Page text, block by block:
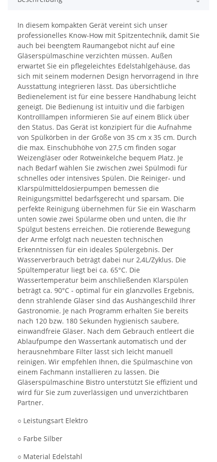
In diesem kompakten Gerät vereint sich unser
professionelles Know-How mit Spitzentechnik, damit Sie
auch bei beengtem Raumangebot nicht auf eine
Gläserspülmaschine verzichten müssen. Außen
erwartet Sie ein pflegeleichtes Edelstahlgehäuse, das
sich mit seinem modernen Design hervorragend in Ihre
Ausstattung integrieren lässt. Das übersichtliche
Bedienelement ist für eine bessere Handhabung leicht
geneigt. Die Bedienung ist intuitiv und die farbigen
Kontrolllampen informieren Sie auf einem Blick über
den Status. Das Gerät ist konzipiert für die Aufnahme
von Spülkörben in der Größe von 35 cm x 35 cm. Durch
die max. Einschubhöhe von 27,5 cm finden sogar
Weizengläser oder Rotweinkelche bequem Platz. Je
nach Bedarf wählen Sie zwischen zwei Spülmodi für
schnelles oder intensives Spülen. Die Reiniger- und
Klarspülmitteldosierpumpen bemessen die
Reinigungsmittel bedarfsgerecht und sparsam. Die
perfekte Reinigung übernehmen für Sie ein Wascharm
unten sowie zwei Spülarme oben und unten, die Ihr
Spülgut bestens erreichen. Die rotierende Bewegung
der Arme erfolgt nach neuesten technischen
Erkenntnissen für ein ideales Spülergebnis. Der
Wasserverbrauch beträgt dabei nur 2,4L/Zyklus. Die
Spültemperatur liegt bei ca. 65°C. Die
Wassertemperatur beim anschließenden Klarspülen
beträgt ca. 90°C - optimal für ein glanzvolles Ergebnis,
denn strahlende Gläser sind das Aushängeschild Ihrer
Gastronomie. Je nach Programm erhalten Sie bereits
nach 120 bzw. 180 Sekunden hygienisch saubere,
einwandfreie Gläser. Nach dem Gebrauch entleert die
Ablaufpumpe den Wassertank automatisch und der
herausnehmbare Filter lässt sich leicht manuell
reinigen. Wir empfehlen Ihnen, die Spülmaschine von
einem Fachmann installieren zu lassen. Die
Gläserspülmaschine Bistro unterstützt Sie effizient und
wird für Sie zum zuverlässigen und unverzichtbaren
Partner.
○ Leistungsart Elektro
○ Farbe Silber
○ Material Edelstahl